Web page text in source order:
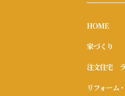
HOME
家づくり
注文住宅
リフォーム